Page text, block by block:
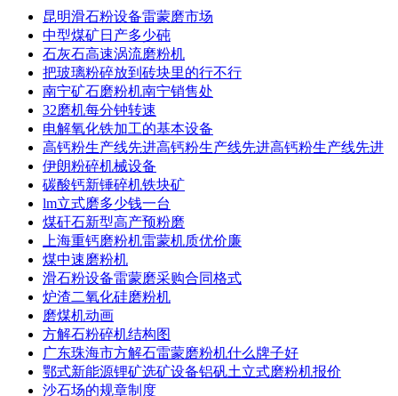
昆明滑石粉设备雷蒙磨市场
中型煤矿日产多少砘
石灰石高速涡流磨粉机
把玻璃粉碎放到砖块里的行不行
南宁矿石磨粉机南宁销售处
32磨机每分钟转速
电解氧化铁加工的基本设备
高钙粉生产线先进高钙粉生产线先进高钙粉生产线先进
伊朗粉碎机械设备
碳酸钙新锤碎机铁块矿
lm立式磨多少钱一台
煤矸石新型高产预粉磨
上海重钙磨粉机雷蒙机质优价廉
煤中速磨粉机
滑石粉设备雷蒙磨采购合同格式
炉渣二氧化硅磨粉机
磨煤机动画
方解石粉碎机结构图
广东珠海市方解石雷蒙磨粉机什么牌子好
鄂式新能源锂矿选矿设备铝矾土立式磨粉机报价
沙石场的规章制度